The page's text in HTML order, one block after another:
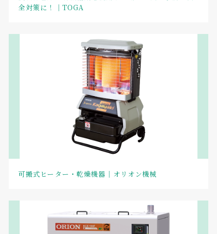
全対策に！｜TOGA
可搬式ヒーター・乾燥機器｜オリオン機械